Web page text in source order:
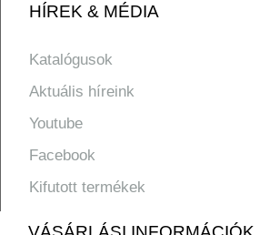
HÍREK & MÉDIA
Katalógusok
Aktuális híreink
Youtube
Facebook
Kifutott termékek